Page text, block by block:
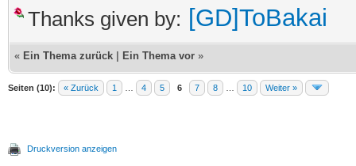
Thanks given by: [GD]ToBakai
« Ein Thema zurück Ein Thema vor »
Seiten (10): « Zurück 1 4 5 6 7 8 10 Weiter »
Druckversion anzeigen